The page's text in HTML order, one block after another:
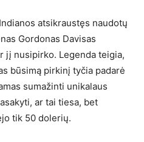
atsikraustęs naudotų
Gordonas Davisas
jį nusipirko. Legenda teigia,
būsimą pirkinį tyčia padarė
sumažinti unikalaus
ar tai tiesa, bet
tik 50 dolerių.